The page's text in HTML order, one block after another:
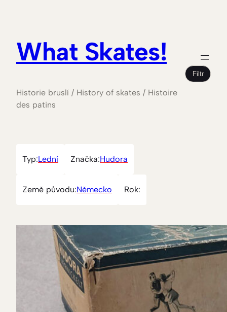
What Skates!
Historie bruslí / History of skates / Histoire
des patins
Filtr
Typ:Lední Značka:Hudora
Země původu:Německo Rok: